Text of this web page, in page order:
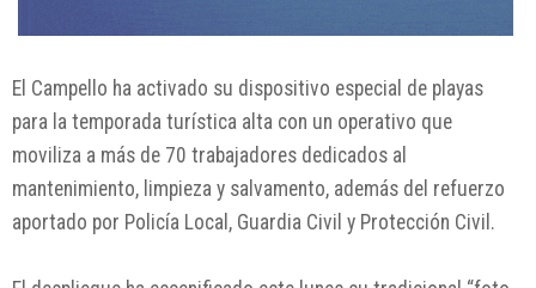
El Campello ha activado su dispositivo especial de playas
para la temporada turística alta con un operativo que
moviliza a más de 70 trabajadores dedicados al
mantenimiento, limpieza y salvamento, además del refuerzo
aportado por Policía Local, Guardia Civil y Protección Civil.